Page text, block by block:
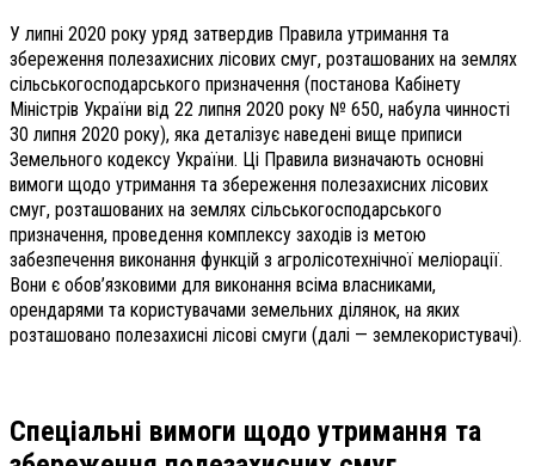
У липні 2020 року уряд затвердив Правила утримання та
збереження полезахисних лісових смуг, розташованих на землях
сільськогосподарського призначення (постанова Кабінету
Міністрів України від 22 липня 2020 року № 650, набула чинності
30 липня 2020 року), яка деталізує наведені вище приписи
Земельного кодексу України. Ці Правила визначають основні
вимоги щодо утримання та збереження полезахисних лісових
смуг, розташованих на землях сільськогосподарського
призначення, проведення комплексу заходів із метою
забезпечення виконання функцій з агролісотехнічної меліорації.
Вони є обов’язковими для виконання всіма власниками,
орендарями та користувачами земельних ділянок, на яких
розташовано полезахисні лісові смуги (далі — землекористувачі).
Спеціальні вимоги щодо утримання та